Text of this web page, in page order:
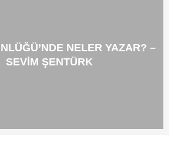
NELER YAZAR? –
SEVIM ŞENTÜRK